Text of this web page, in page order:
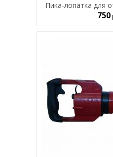
Пика-лопатка для
750